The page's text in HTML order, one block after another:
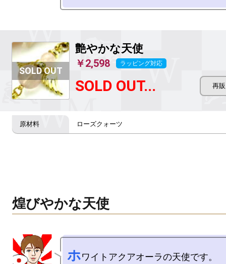
艶やかな天使
￥2,598 ラッピング対応
SOLD OUT...
ローズクォーツ
煌びやかな天使
ホワイトアクアオーラの天使です。